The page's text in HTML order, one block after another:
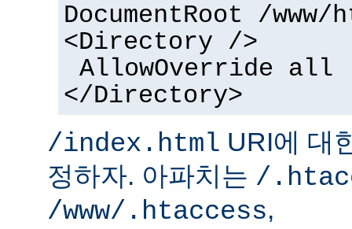
DocumentRoot /www/
<Directory />
AllowOverride all
</Directory>
/index.html URI에 대
정하자. 아파치는 /
/www/.htaccess,